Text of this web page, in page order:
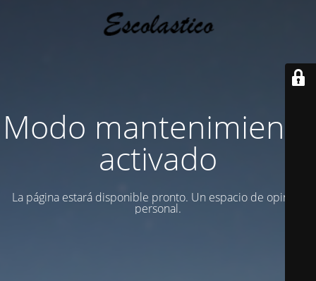
Modo mantenimiento
activado
La página estará disponible pronto. Un espacio de opinion
personal.